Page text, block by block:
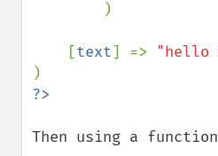
)
    [
text] =>
Then using a function